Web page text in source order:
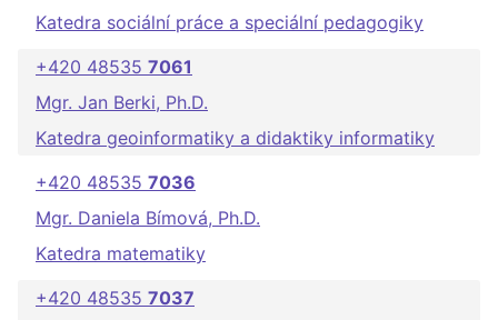
Katedra sociální práce a speciální pedagogiky
+420 48535 7061
Mgr. Jan Berki, Ph.D.
Katedra geoinformatiky a didaktiky informatiky
+420 48535 7036
Mgr. Daniela Bímová, Ph.D.
Katedra matematiky
+420 48535 7037